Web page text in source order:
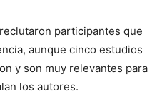
participantes que
aunque cinco estudios
y son muy relevantes para
los autores.